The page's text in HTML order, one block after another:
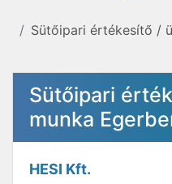
Sütőipari értékesítő /
Sütőipari
munka
HESI Kft.